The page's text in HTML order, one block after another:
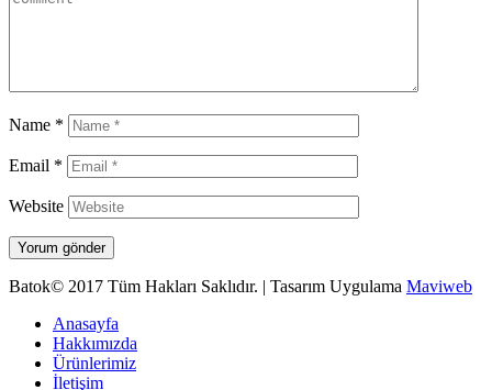
Name *
Email *
Website
Batok© 2017 Tüm Hakları Saklıdır. | Tasarım Uygulama Maviweb
Anasayfa
Hakkımızda
Ürünlerimiz
İletişim